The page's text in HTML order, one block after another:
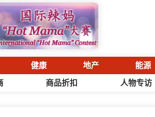
健康 地产 能源
商品折扣 人物专访